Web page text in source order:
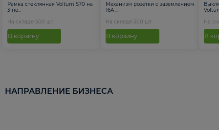
Рамка стеклянная Voltum S70 на
3 по...
На складе 500 шт
В корзину
Механизм розетки с заземлением
16А ...
На складе 500 шт
В корзину
На
В
НАПРАВЛЕНИЕ БИЗНЕСА